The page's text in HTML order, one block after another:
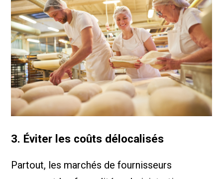
3. Éviter les coûts délocalisés
Partout, les marchés de fournisseurs